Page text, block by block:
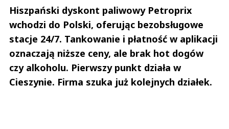
Hiszpański dyskont paliwowy Petroprix
wchodzi do Polski, oferując bezobsługowe
stacje 24/7. Tankowanie i płatność w aplikacji
oznaczają niższe ceny, ale brak hot dogów
czy alkoholu. Pierwszy punkt działa w
Cieszynie. Firma szuka już kolejnych działek.